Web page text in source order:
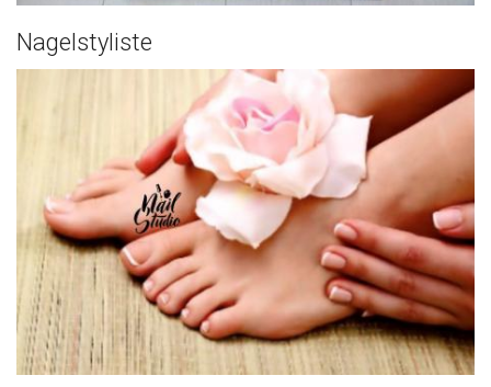
Klachten aan voeten en/of benen kunnen de
levenskwaliteit ernstig beïnvloeden...
Lees meer..
Nagelstyliste